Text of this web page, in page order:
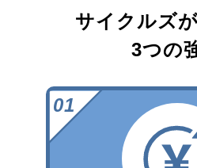
サイクルズ
3つの